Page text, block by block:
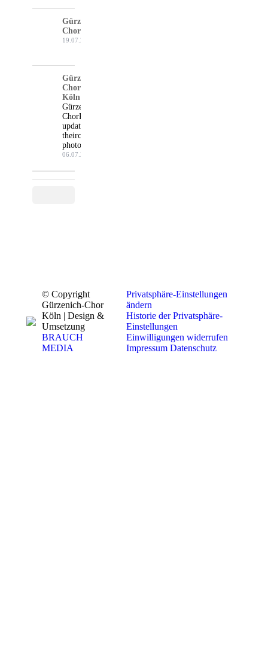
Gürzenich-
Chor Köln
19.07.26
Gürzenich-
Chor
Köln
Gürzenich-
Chor Köln
updated
their cover
photo.
06.07.26
© Copyright
Gürzenich-Chor
Köln | Design &
Umsetzung
BRAUCH
MEDIA
Privatsphäre-Einstellungen
ändern
Historie der Privatsphäre-
Einstellungen
Einwilligungen widerrufen
Impressum Datenschutz